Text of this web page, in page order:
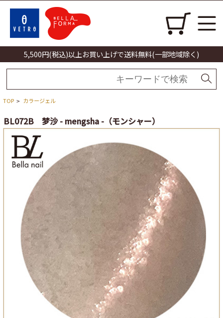
5,500円(税込)以上お買い上げで送料無料(一部地域除く)
TOP > カラージェル
BL072B 梦沙 - mengsha -（モンシャー）